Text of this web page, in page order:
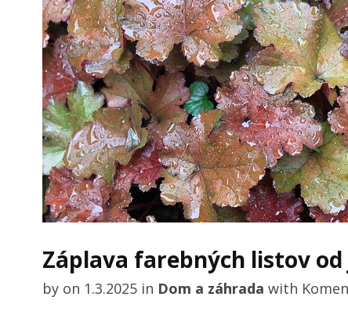
Záplava farebných listov
by on 1.3.2025in Dom a záhrada with